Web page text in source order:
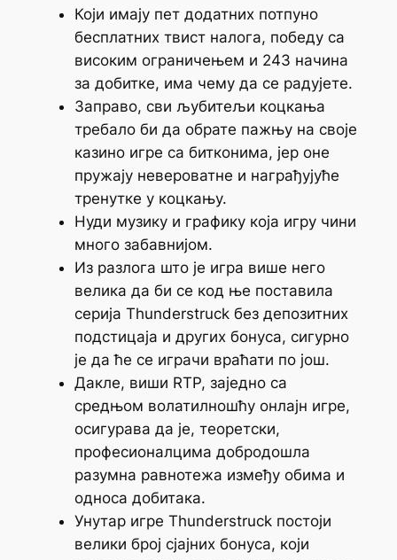
Који имају пет додатних потпуно
бесплатних твист налога, победу са
високим ограничењем и 243 начина
за добитке, има чему да се радујете.
Заправо, сви љубитељи коцкања
требало би да обрате пажњу на своје
казино игре са битконима, јер оне
пружају невероватне и награђујуће
тренутке у коцкању.
Нуди музику и графику која игру чини
много забавнијом.
Из разлога што је игра више него
велика да би се код ње поставила
серија Thunderstruck без депозитних
подстицаја и других бонуса, сигурно
је да ће се играчи враћати по још.
Дакле, виши RTP, заједно са
средњом волатилношћу онлајн игре,
осигурава да је, теоретски,
професионалцима добродошла
разумна равнотежа између обима и
односа добитака.
Унутар игре Thunderstruck постоји
велики број сјајних бонуса, који